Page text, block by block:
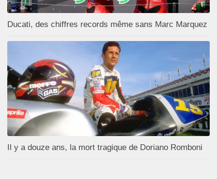
Ducati, des chiffres records même sans Marc Marquez
Il y a douze ans, la mort tragique de Doriano Romboni